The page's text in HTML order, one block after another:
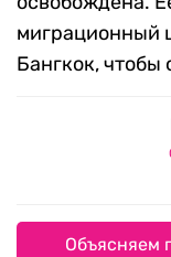
миграционный
Бангкок, чтобы
Объясняем